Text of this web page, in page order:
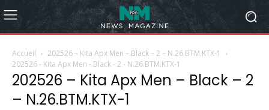
Accueil
202526 – Kita Apx Men – Black – 2 – N.26.BTM.KTX-1
202526 - Kita Apx Men - Black - 2 - N.26.BTM.KTX-1
202526 – Kita Apx Men – Black – 2
– N.26.BTM.KTX-1